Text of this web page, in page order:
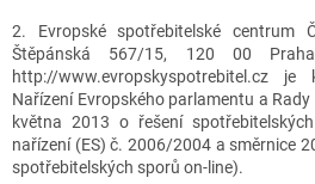
2. Evropské spotřebitelské centrum
Štěpánská 567/15, 120 00
http://www.evropskyspotrebitel.cz
Nařízení Evropského parlamentu a
května 2013 o řešení
nařízení (ES) č. 2006/2004 a směrnice
spotřebitelských sporů on-line).